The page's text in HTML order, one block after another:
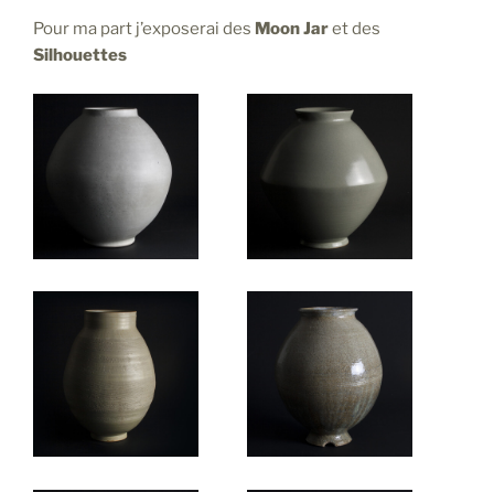
Pour ma part j’exposerai des Moon Jaret des
Silhouettes